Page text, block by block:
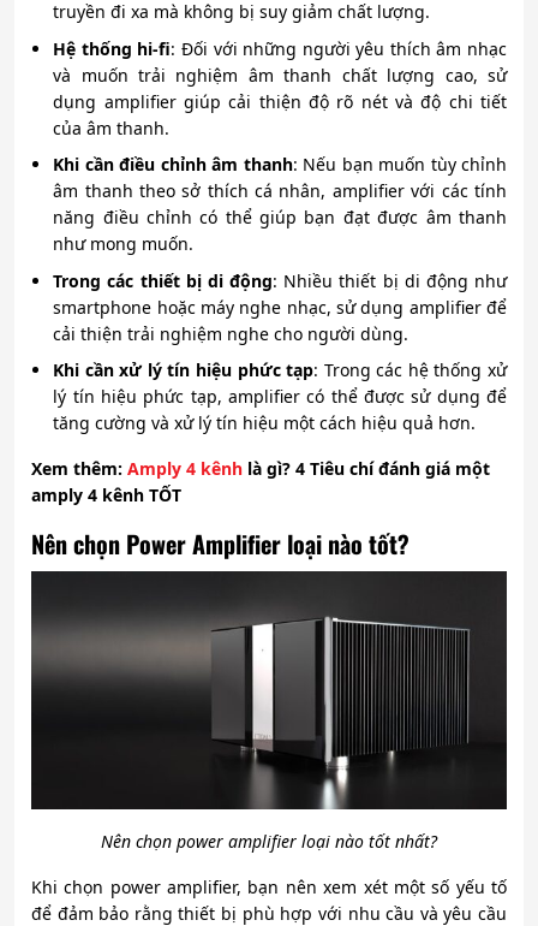
truyền đi xa mà không bị suy giảm chất lượng.
Hệ thống hi-fi: Đối với những người yêu thích âm nhạc
và muốn trải nghiệm âm thanh chất lượng cao, sử
dụng amplifier giúp cải thiện độ rõ nét và độ chi tiết
của âm thanh.
Khi cần điều chỉnh âm thanh: Nếu bạn muốn tùy chỉnh
âm thanh theo sở thích cá nhân, amplifier với các tính
năng điều chỉnh có thể giúp bạn đạt được âm thanh
như mong muốn.
Trong các thiết bị di động: Nhiều thiết bị di động như
smartphone hoặc máy nghe nhạc, sử dụng amplifier để
cải thiện trải nghiệm nghe cho người dùng.
Khi cần xử lý tín hiệu phức tạp: Trong các hệ thống xử
lý tín hiệu phức tạp, amplifier có thể được sử dụng để
tăng cường và xử lý tín hiệu một cách hiệu quả hơn.
Xem thêm: Amply 4 kênh là gì? 4 Tiêu chí đánh giá một
amply 4 kênh TỐT
Nên chọn Power Amplifier loại nào tốt?
Nên chọn power amplifier loại nào tốt nhất?
Khi chọn power amplifier, bạn nên xem xét một số yếu tố
để đảm bảo rằng thiết bị phù hợp với nhu cầu và yêu cầu